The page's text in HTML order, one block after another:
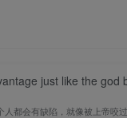
just like the
人都会有缺陷，就像被上帝咬